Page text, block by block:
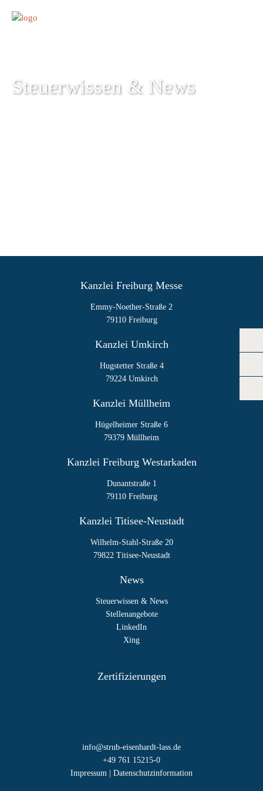
Steuerwissen & News
Kanzlei Freiburg Messe
Emmy-Noether-Straße 2
79110 Freiburg
Kanzlei Umkirch
Hugstetter Straße 4
79224 Umkirch
Kanzlei Müllheim
Hügelheimer Straße 6
79379 Müllheim
Kanzlei Freiburg Westarkaden
Dunantstraße 1
79110 Freiburg
Kanzlei Titisee-Neustadt
Wilhelm-Stahl-Straße 20
79822 Titisee-Neustadt
News
Steuerwissen & News
Stellenangebote
LinkedIn
Xing
Zertifizierungen
info@strub-eisenhardt-lass.de
+49 761 15215-0
Impressum
Datenschutzinformation